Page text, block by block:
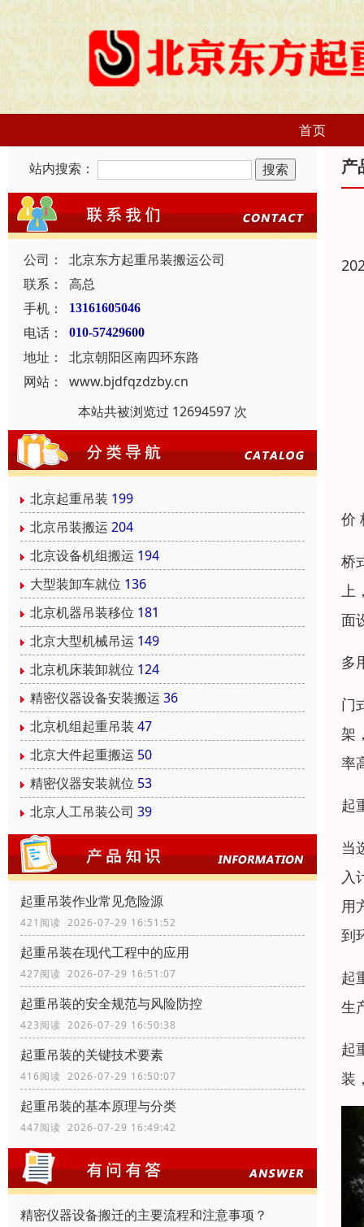
首页
站内搜索：
公司：
北京东方起重吊装搬运公司
联系：
高总
手机：
13161605046
电话： 010-57429600
地址：
北京朝阳区南四环东路
网站：
www.bjdfqzdzby.cn
本站共被浏览过 12694597 次
北京起重吊装 199
北京吊装搬运 204
北京设备机组搬运 194
大型装卸车就位 136
北京机器吊装移位 181
北京大型机械吊运 149
北京机床装卸就位 124
精密仪器设备安装搬运 36
北京机组起重吊装 47
北京大件起重搬运 50
精密仪器安装就位 53
北京人工吊装公司 39
起重吊装作业常见危险源
421阅读 2026-07-29 16:51:52
起重吊装在现代工程中的应用
427阅读 2026-07-29 16:51:07
起重吊装的安全规范与风险防控
423阅读 2026-07-29 16:50:38
起重吊装的关键技术要素
416阅读 2026-07-29 16:50:07
起重吊装的基本原理与分类
447阅读 2026-07-29 16:49:42
精密仪器设备搬迁的主要流程和注意事项？
产
价
桥
上
面
多
门
架
率
起
当
入
用
到
起
生
起
装